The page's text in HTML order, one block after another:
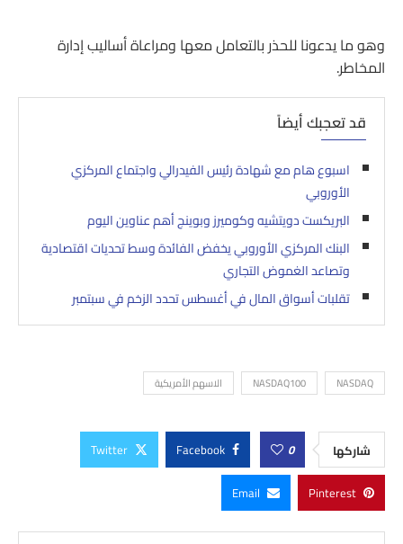
وهو ما يدعونا للحذر بالتعامل معها ومراعاة أساليب إدارة
المخاطر.
قد تعجبك أيضاً
اسبوع هام مع شهادة رئيس الفيدرالي واجتماع المركزي
الأوروبي
البريكست دويتشيه وكوميرز وبوينج أهم عناوين اليوم
البنك المركزي الأوروبي يخفض الفائدة وسط تحديات اقتصادية
وتصاعد الغموض التجاري
تقلبات أسواق المال في أغسطس تحدد الزخم في سبتمبر
NASDAQ
NASDAQ100 الاسهم الأمريكية
شاركها 0
Facebook
Twitter
Pinterest
Email